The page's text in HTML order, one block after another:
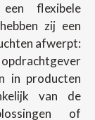
flexibele
zij een
afwerpt:
in producten
van de
of